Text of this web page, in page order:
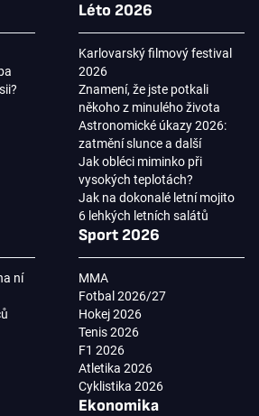
Léto 2026
Karlovarský filmový festival
2026
Znamení, že jste potkali
někoho z minulého života
Astronomické úkazy 2026:
zatmění slunce a další
Jak obléci miminko při
vysokých teplotách?
Jak na dokonalé letní mojito
6 lehkých letních salátů
ní
Sport 2026
MMA
Fotbal 2026/27
Hokej 2026
Tenis 2026
F1 2026
Atletika 2026
Cyklistika 2026
Ekonomika